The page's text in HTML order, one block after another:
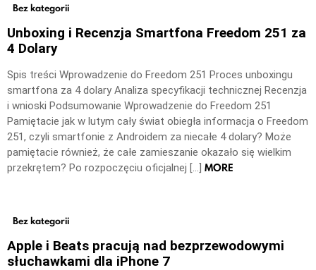
Bez kategorii
Unboxing i Recenzja Smartfona Freedom 251 za
4 Dolary
Spis treści Wprowadzenie do Freedom 251 Proces unboxingu
smartfona za 4 dolary Analiza specyfikacji technicznej Recenzja
i wnioski Podsumowanie Wprowadzenie do Freedom 251
Pamiętacie jak w lutym cały świat obiegła informacja o Freedom
251, czyli smartfonie z Androidem za niecałe 4 dolary? Może
pamiętacie również, że całe zamieszanie okazało się wielkim
przekrętem? Po rozpoczęciu oficjalnej […] MORE
Bez kategorii
Apple i Beats pracują nad bezprzewodowymi
słuchawkami dla iPhone 7